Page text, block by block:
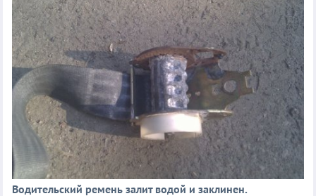
Водительский ремень залит водой и заклинен.